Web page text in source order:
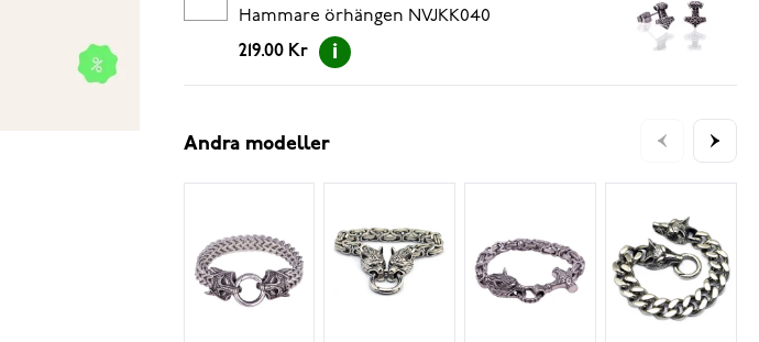
Hammare örhängen NVJKK040
219.00 Kr
Andra modeller